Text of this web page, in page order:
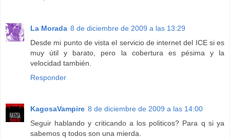
La Morada 8 de diciembre de 2009 a las 13:29
Desde mi punto de vista el servicio de internet del ICE si es
muy útil y barato, pero la cobertura es pésima y la
velocidad también.
Responder
KagosaVampire 8 de diciembre de 2009 a las 14:00
Seguir hablando y criticando a los politicos? Para q si ya
sabemos q todos son una mierda.